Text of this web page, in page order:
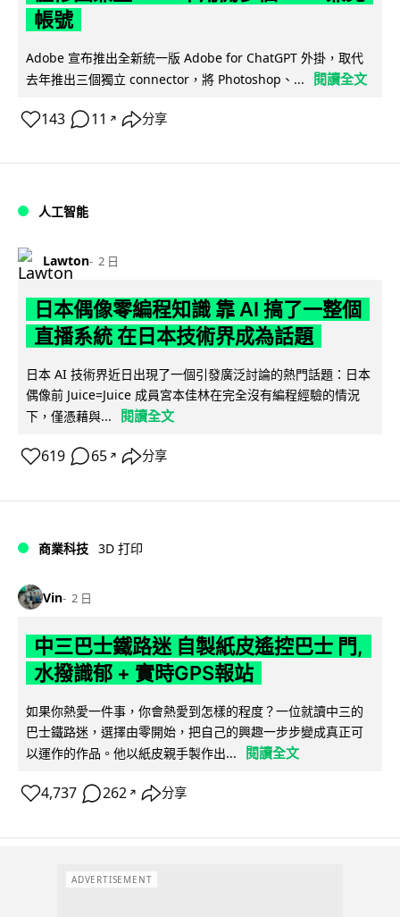
帳號
Adobe 宣布推出全新統一版 Adobe for ChatGPT 外掛，取代
去年推出三個獨立 connector，將 Photoshop、...
閱讀全文
143 11 ↗ 分享
人工智能
Lawton 2 日
日本偶像零編程知識 靠 AI 搞了一整個
直播系統 在日本技術界成為話題
日本 AI 技術界近日出現了一個引發廣泛討論的熱門話題：日本
偶像前 Juice=Juice 成員宮本佳林在完全沒有編程經驗的情況
下，僅憑藉與...
閱讀全文
619 65 ↗ 分享
商業科技 3D 打印
Vin 2 日
中三巴士鐵路迷 自製紙皮遙控巴士 門,
水撥識郁 + 實時GPS報站
如果你熱愛一件事，你會熱愛到怎樣的程度？一位就讀中三的
巴士鐵路迷，選擇由零開始，把自己的興趣一步步變成真正可
以運作的作品。他以紙皮親手製作出...
閱讀全文
4,737 262 ↗ 分享
ADVERTISEMENT